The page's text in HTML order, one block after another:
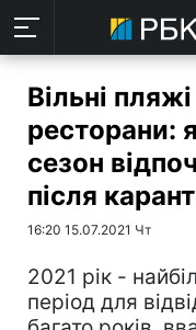
Вільні
ресторани:
сезон
після
16:20 15.07.2021 Чт
2021 рік -
період для